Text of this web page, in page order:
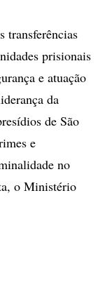
transferências
prisionais
e atuação
da
de São
e
no
o Ministério